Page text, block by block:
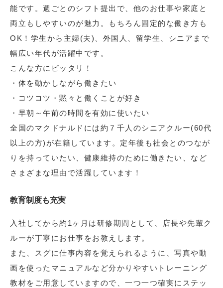
能です。週ごとのシフト提出で、他のお仕事や家庭と
両立もしやすいのが魅力。もちろん固定的な働き方も
OK！学生から主婦(夫)、外国人、留学生、シニアまで
幅広い年代が活躍中です。
こんな方にピッタリ！
・体を動かしながら働きたい
・コツコツ・黙々と働くことが好き
・早朝～午前の時間を有効に使いたい
全国のマクドナルドには約７千人のシニアクルー(60代
以上の方)が在籍しています。定年後も社会とのつなが
りを持っていたい、健康維持のために働きたい、など
さまざまな理由で活躍しています！
教育制度も充実
入社してから約1ヶ月は研修期間として、店長や先輩ク
ルーが丁寧にお仕事をお教えします。
また、スグに仕事内容を覚えられるように、写真や動
画を使ったマニュアルなど分かりやすいトレーニング
教材をご用意していますので、一つ一つ確実にステッ